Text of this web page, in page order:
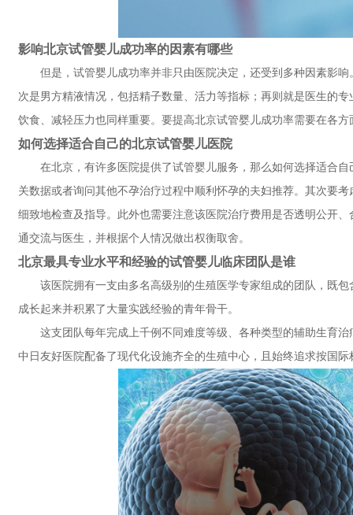
影响北京试管婴儿成功率的因素有哪些
但是，试管婴儿成功率并非只由医院决定，还受到多种因素影
次是男方精液情况，包括精子数量、活力等指标；再则就是医生的
饮食、减轻压力也同样重要。要提高北京试管婴儿成功率需要在各方
如何选择适合自己的北京试管婴儿医院
在北京，有许多医院提供了试管婴儿服务，那么如何选择适合
关数据或者询问其他不孕治疗过程中顺利怀孕的夫妇推荐。其次要
细致地检查及指导。此外也需要注意该医院治疗费用是否透明公开
通交流与医生，并根据个人情况做出权衡取舍。
北京最具专业水平和经验的试管婴儿临床团队是谁
该医院拥有一支由多名高级别的生殖医学专家组成的团队，既
成长起来并积累了大量实践经验的青年骨干。
这支团队每年完成上千例不同难度等级、各种类型的辅助生育
中日友好医院配备了现代化设施齐全的生殖中心，且始终追求按国